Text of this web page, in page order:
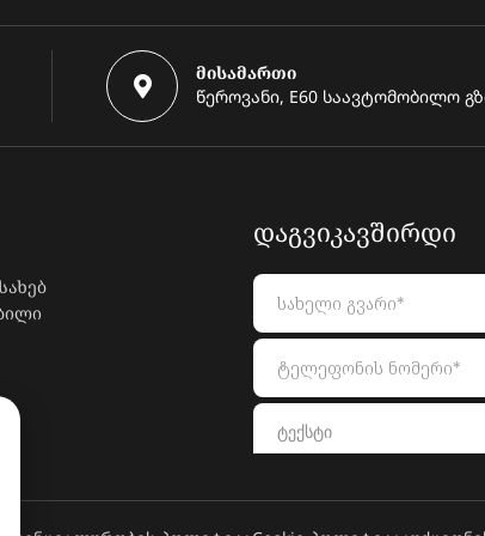
მისამართი
წეროვანი, E60 საავტომობილო
ᲓᲐᲒᲕᲘᲙᲐᲕᲨᲘᲠᲓᲘ